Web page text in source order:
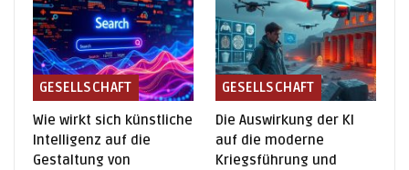
GESELLSCHAFT
Wie wirkt sich künstliche
Intelligenz auf die
Gestaltung von
GESELLSCHAFT
Die Auswirkung der KI
auf die moderne
Kriegsführung und